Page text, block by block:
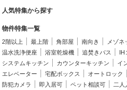
人気特集から探す
物件特集一覧
2階以上 最上階 角部屋 南向き メゾネ
温水洗浄便座
浴室乾燥機 追焚きバス IH
システムキッチン
カウンターキッチン イ
エレベーター
宅配ボックス オートロック
防犯カメラ
即入居可 ペット相談可
二人